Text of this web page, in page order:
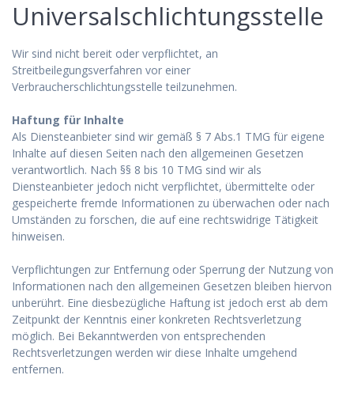
Universalschlichtungsstelle
Wir sind nicht bereit oder verpflichtet, an
Streitbeilegungsverfahren vor einer
Verbraucherschlichtungsstelle teilzunehmen.
Haftung für Inhalte
Als Diensteanbieter sind wir gemäß § 7 Abs.1 TMG für eigene
Inhalte auf diesen Seiten nach den allgemeinen Gesetzen
verantwortlich. Nach §§ 8 bis 10 TMG sind wir als
Diensteanbieter jedoch nicht verpflichtet, übermittelte oder
gespeicherte fremde Informationen zu überwachen oder nach
Umständen zu forschen, die auf eine rechtswidrige Tätigkeit
hinweisen.
Verpflichtungen zur Entfernung oder Sperrung der Nutzung von
Informationen nach den allgemeinen Gesetzen bleiben hiervon
unberührt. Eine diesbezügliche Haftung ist jedoch erst ab dem
Zeitpunkt der Kenntnis einer konkreten Rechtsverletzung
möglich. Bei Bekanntwerden von entsprechenden
Rechtsverletzungen werden wir diese Inhalte umgehend
entfernen.